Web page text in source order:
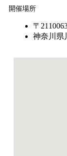
開催場所
〒
神奈川県